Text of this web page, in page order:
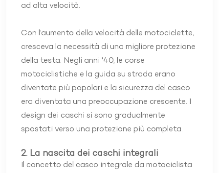
ad alta velocità.
Con l’aumento della velocità delle motociclette,
cresceva la necessità di una migliore protezione
della testa. Negli anni '40, le corse
motociclistiche e la guida su strada erano
diventate più popolari e la sicurezza del casco
era diventata una preoccupazione crescente. I
design dei caschi si sono gradualmente
spostati verso una protezione più completa.
2. La nascita dei caschi integrali
Il concetto del casco integrale da motociclista